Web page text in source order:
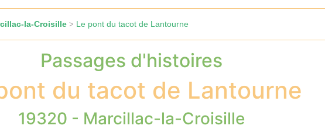
la-Croisille> Le pont du tacot de Lantourne
Passages d'histoires
du tacot de Lantourne
19320 - Marcillac-la-Croisille